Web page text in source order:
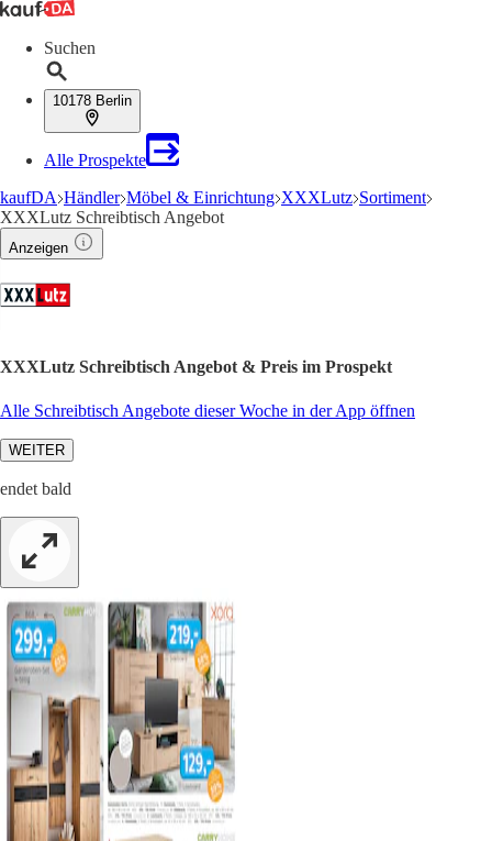
Suchen
10178 Berlin
Alle Prospekte
kaufDA Händler Möbel & Einrichtung XXXLutz Sortiment
XXXLutz Schreibtisch Angebot
Anzeigen
XXXLutz Schreibtisch Angebot & Preis im Prospekt
Alle Schreibtisch Angebote dieser Woche in der App öffnen
WEITER
endet bald